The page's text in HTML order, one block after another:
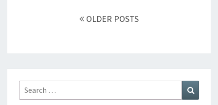
OLDER POSTS
Search
for: